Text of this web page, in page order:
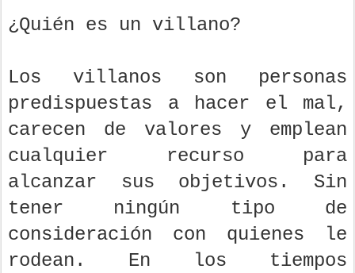
¿Quién es un villano?
Los villanos son personas
predispuestas a hacer el mal,
carecen de valores y emplean
cualquier recurso para
alcanzar sus objetivos. Sin
tener ningún tipo de
consideración con quienes le
rodean. En los tiempos